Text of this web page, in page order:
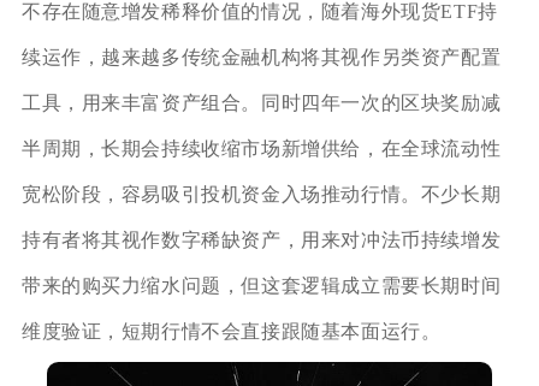
不存在随意增发稀释价值的情况，随着海外现货ETF持
续运作，越来越多传统金融机构将其视作另类资产配置
工具，用来丰富资产组合。同时四年一次的区块奖励减
半周期，长期会持续收缩市场新增供给，在全球流动性
宽松阶段，容易吸引投机资金入场推动行情。不少长期
持有者将其视作数字稀缺资产，用来对冲法币持续增发
带来的购买力缩水问题，但这套逻辑成立需要长期时间
维度验证，短期行情不会直接跟随基本面运行。